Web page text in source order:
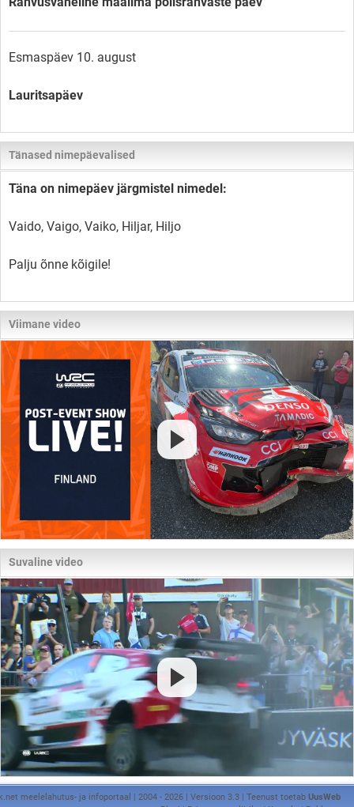
Esmaspäev 10. august
Lauritsapäev
Tänased nimepäevalised
Täna on nimepäev järgmistel nimedel:
Vaido, Vaigo, Vaiko, Hiljar, Hiljo
Palju õnne kõigile!
Viimane video
Suvaline video
meelelahutus- ja infoportaal | 2004 - 2026 | Versioon 3.3 | Teenust toetab UusWeb